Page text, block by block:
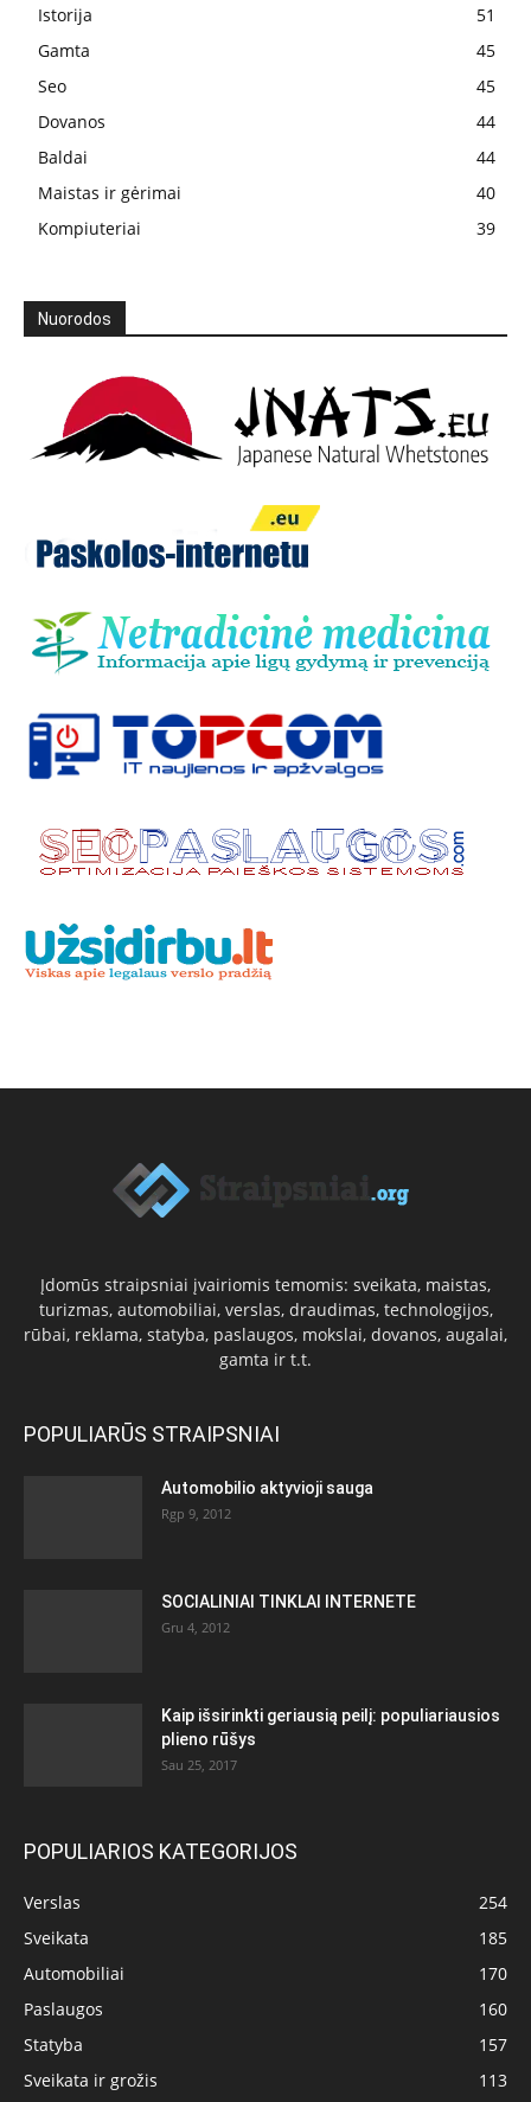
Istorija
51
Gamta
45
Seo
45
Dovanos
44
Baldai
44
Maistas ir gėrimai
40
Kompiuteriai
39
Nuorodos
Įdomūs straipsniai įvairiomis temomis: sveikata, maistas,
turizmas, automobiliai, verslas, draudimas, technologijos,
rūbai, reklama, statyba, paslaugos, mokslai, dovanos, augalai,
gamta ir t.t.
POPULIARŪS STRAIPSNIAI
Automobilio aktyvioji sauga
Rgp 9, 2012
SOCIALINIAI TINKLAI INTERNETE
Gru 4, 2012
Kaip išsirinkti geriausią peilį: populiariausios
plieno rūšys
Sau 25, 2017
POPULIARIOS KATEGORIJOS
Verslas
254
Sveikata
185
Automobiliai
170
Paslaugos
160
Statyba
157
Sveikata ir grožis
113